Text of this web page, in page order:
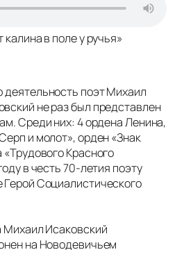
в поле у ручья»
поэт Михаил
не раз был представлен
Среди них: 4 ордена Ленина,
и молот», орден «Знак
Красного
в честь 70-летия поэту
Герой Социалистического
Михаил Исаковский
на Новодевичьем